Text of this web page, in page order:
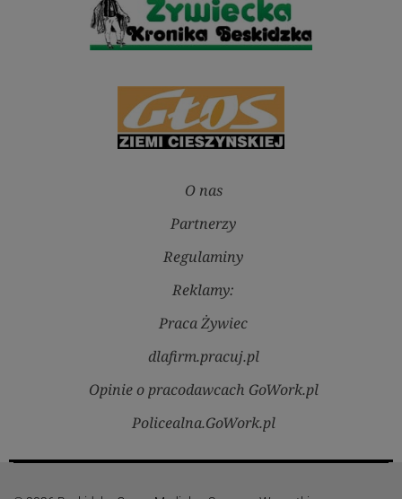
O nas
Partnerzy
Regulaminy
Reklamy:
Praca Żywiec
dlafirm.pracuj.pl
Opinie o pracodawcach GoWork.pl
Policealna.GoWork.pl